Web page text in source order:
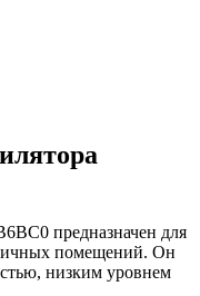
предназначен для
помещений. Он
низким уровнем